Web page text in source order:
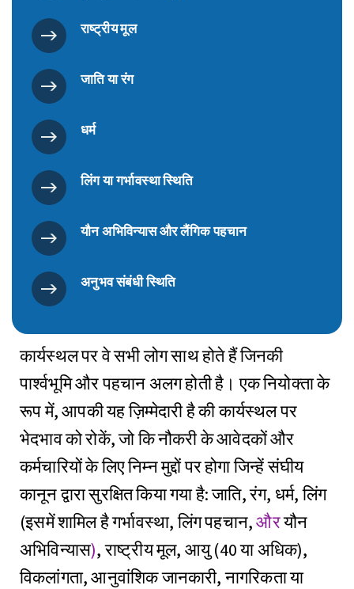
कार्यस्थल पर वे सभी लोग साथ होते हैं जिनकी
पार्श्वभूमिऔर पहचान अलग होती है। एक नियोक्ता के
रूप में, आपकी यह ज़िम्मेदारी है की कार्यस्थल पर
भेदभाव को रोकें, जो कि नौकरी के आवेदकों और
कर्मचारियों के लिए निम्न मुद्दों पर होगा जिन्हें संघीय
कानून द्वारा सुरक्षित किया गया है: जाति, रंग, धर्म, लिंग
(इसमें शामिल है गर्भावस्था, लिंग पहचान,औरयौन
अभिविन्यास), राष्ट्रीय मूल, आयु (40 या अधिक),
विकलांगता, आनुवांशिक जानकारी, नागरिकता या
राष्ट्रीय मूल
जाति या रंग
धर्म
लिंग या गर्भावस्था स्थिति
यौन अभिविन्यास और लैंगिक पहचान
अनुभव संबंधी स्थिति